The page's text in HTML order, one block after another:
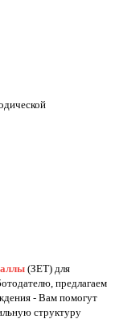
(ЗЕТ) для
предлагаем
- Вам помогут
структуру